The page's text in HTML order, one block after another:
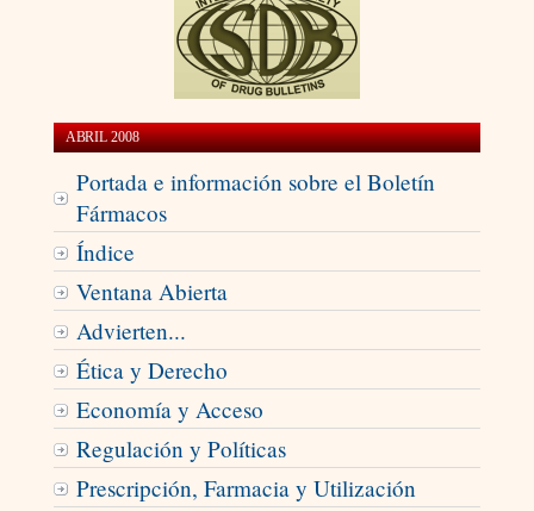
ABRIL 2008
Portada e información sobre el Boletín
Fármacos
Índice
Ventana Abierta
Advierten...
Ética y Derecho
Economía y Acceso
Regulación y Políticas
Prescripción, Farmacia y Utilización